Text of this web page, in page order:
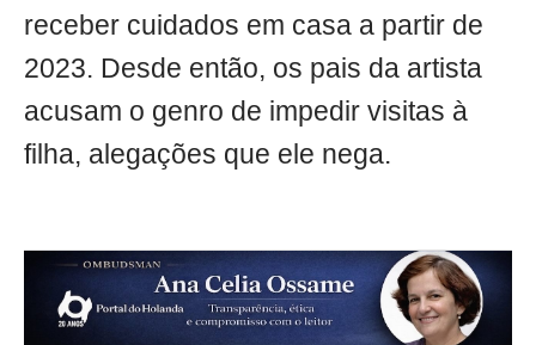
receber cuidados em casa a partir de
2023. Desde então, os pais da artista
acusam o genro de impedir visitas à
filha, alegações que ele nega.